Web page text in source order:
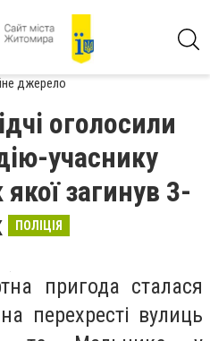
джерело
оголосили
учаснику
загинув 3-
ПОЛІЦІЯ
пригода сталася
перехресті вулиць